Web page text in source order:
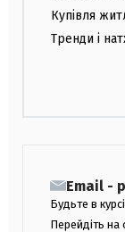
Купівля
Тренди і
Email -
Будьте в
Перейдіть на